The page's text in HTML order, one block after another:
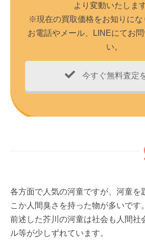
より変動いたします
※現在の買取価格をお知りにな
お電話やメール、LINEにてお
い。
今すぐ無料査定
各方面で人気の河童ですが、河童を
こか人間臭さを持った物が多いです。
前述した芥川の河童は社会も人間社
ル等が少しずれています。